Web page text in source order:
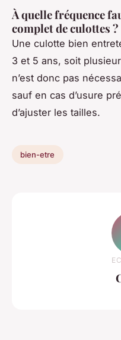
À quelle fréquence
complet de culottes ?
Une culotte bien
3 et 5 ans, soit
n’est donc pas
sauf en cas d’usure
d’ajuster les tailles.
bien-etre